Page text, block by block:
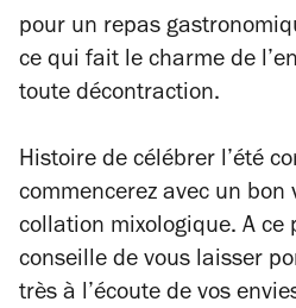
pour un repas
ce qui fait le charme de
toute décontraction.
Histoire de célébrer l’été
commencerez avec un bon
collation mixologique. A ce
conseille de vous laisser
très à l’écoute de vos